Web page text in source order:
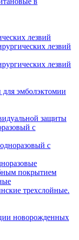
лезвий
лезвий
лезвий
эмболэктомии
защиты
с
с
покрытием
трехслойные.
новорожденных